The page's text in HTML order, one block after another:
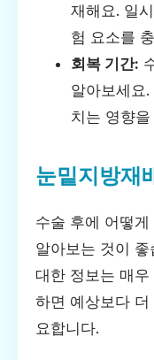
재해요. 일
험 요소를
회복 기간:
알아보세요
치는 영향
눈밑지방재
수술 후에 어떻
알아보는 것이
대한 정보는 매우
하면 예상보다
요합니다.